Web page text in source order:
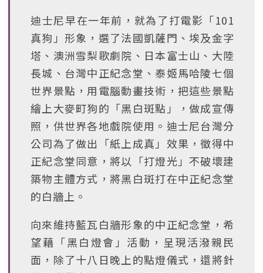
迪士尼早在一年前，就為了打電影「101
真狗」形象，選了法國凱薩門、埃及金字
塔、澳洲雪梨歌劇院、日本富士山、大陸
長城、台灣中正紀念堂、泰姬馬哈陵七個
世界景點，用電腦動畫技術，把這些景點
繪上大麥町狗的「黑白斑點」，做成宣傳
照，供世界各地戲院使用。迪士尼台灣分
公司為了做出「紙上成真」效果，徵得中
正紀念堂同意，將以「打燈光」不破壞建
築物主體方式，將黑白斑打在中正紀念堂
的白牆上。
向來維持藍瓦白牆形象的中正紀念堂，希
望藉「黑白燈會」活動，呈現活潑親民
面，除了十八日晚上的點燈儀式，還將針